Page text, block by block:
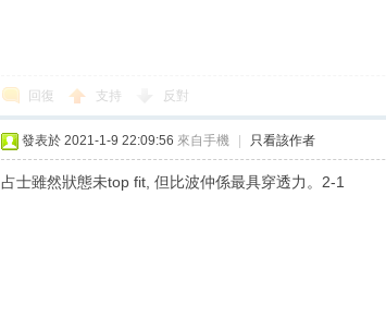
回復 支持 反對
發表於 2021-1-9 22:09:56 來自手機 只看該作者
占士雖然狀態未top fit, 但比波仲係最具穿透力。2-1